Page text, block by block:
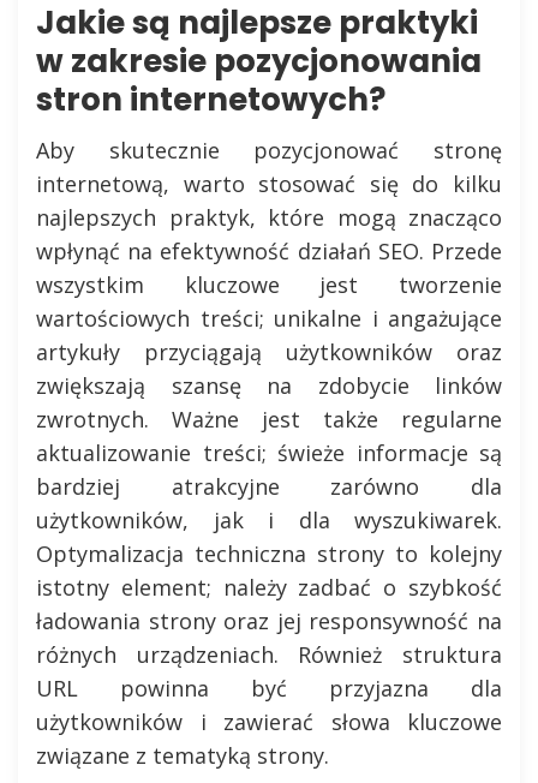
Jakie są najlepsze praktyki
w zakresie pozycjonowania
stron internetowych?
Aby skutecznie pozycjonować stronę
internetową, warto stosować się do kilku
najlepszych praktyk, które mogą znacząco
wpłynąć na efektywność działań SEO. Przede
wszystkim kluczowe jest tworzenie
wartościowych treści; unikalne i angażujące
artykuły przyciągają użytkowników oraz
zwiększają szansę na zdobycie linków
zwrotnych. Ważne jest także regularne
aktualizowanie treści; świeże informacje są
bardziej atrakcyjne zarówno dla
użytkowników, jak i dla wyszukiwarek.
Optymalizacja techniczna strony to kolejny
istotny element; należy zadbać o szybkość
ładowania strony oraz jej responsywność na
różnych urządzeniach. Również struktura
URL powinna być przyjazna dla
użytkowników i zawierać słowa kluczowe
związane z tematyką strony.